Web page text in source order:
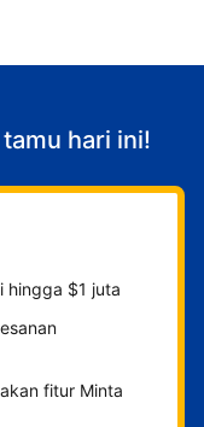
hari ini!
hingga $1 juta
fitur Minta